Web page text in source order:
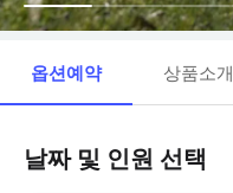
옵션예약 상품소개
날짜 및 인원 선택